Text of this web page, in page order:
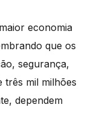
economia
que os
segurança,
três mil milhões
dependem